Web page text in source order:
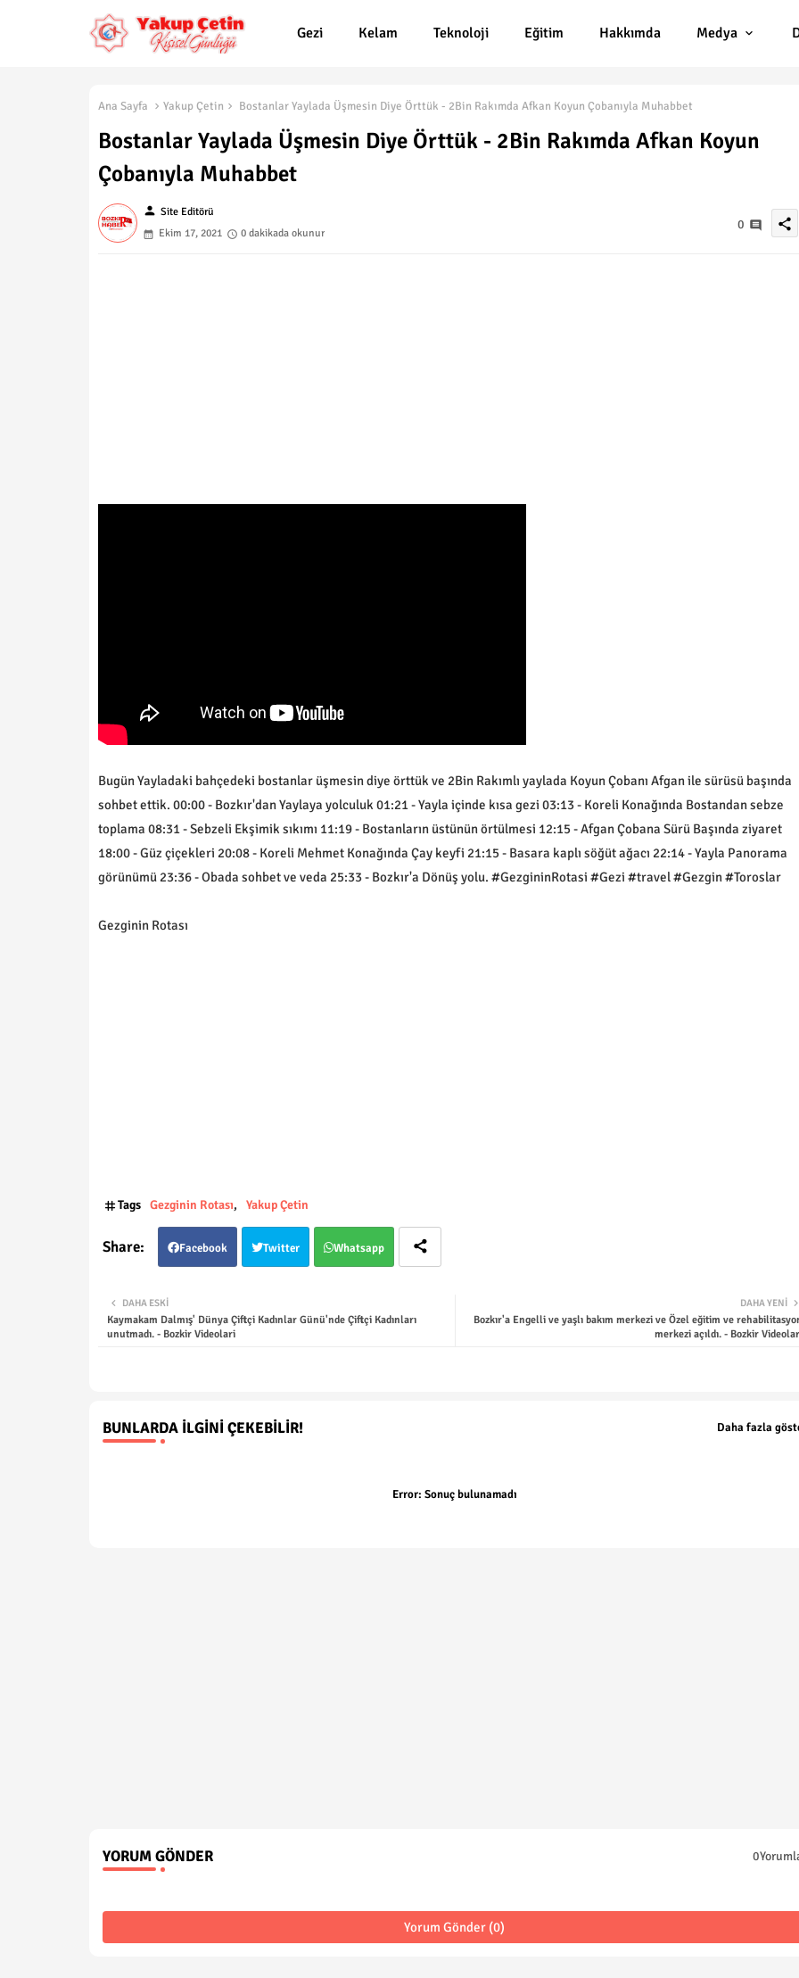
Gezi Kelam Teknoloji Eğitim Hakkımda Medya
Ana Sayfa Yakup Çetin Bostanlar Yaylada Üşmesin Diye Örttük - 2Bin Rakımda Afkan Koyun Çobanıyla Muhabbet
Bostanlar Yaylada Üşmesin Diye Örttük - 2Bin Rakımda Afkan Koyun
Çobanıyla Muhabbet
person Site Editörü
Ekim 17, 2021
0 dakikada okunur
0 share
Bugün Yayladaki bahçedeki bostanlar üşmesin diye örttük ve 2Bin Rakımlı yaylada Koyun Çobanı Afgan ile sürüsü başında
sohbet ettik. 00:00 - Bozkır'dan Yaylaya yolculuk 01:21 - Yayla içinde kısa gezi 03:13 - Koreli Konağında Bostandan sebze
toplama 08:31 - Sebzeli Ekşimik sıkımı 11:19 - Bostanların üstünün örtülmesi 12:15 - Afgan Çobana Sürü Başında ziyaret
18:00 - Güz çiçekleri 20:08 - Koreli Mehmet Konağında Çay keyfi 21:15 - Basara kaplı söğüt ağacı 22:14 - Yayla Panorama
görünümü 23:36 - Obada sohbet ve veda 25:33 - Bozkır'a Dönüş yolu. #GezgininRotasi #Gezi #travel #Gezgin #Toroslar
Gezginin Rotası
Tags Gezginin Rotası Yakup Çetin
Facebook Twitter Whatsapp
DAHA YENI
Bozkır'a Engelli ve yaşlı bakım merkezi ve Özel eğitim ve
merkezi açıldı. - Bozkir
DAHA ESKI
​Kaymakam Dalmış' Dünya Çiftçi Kadınlar Günü'nde Çiftçi Kadınları
unutmadı. - Bozkir Videolari
BUNLARDA İLGINI ÇEKEBILIR! Daha fazla
Error: Sonuç bulunamadı
YORUM GÖNDER
Yorum Gönder (0)